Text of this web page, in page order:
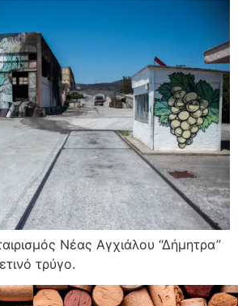
Νέας Αγχιάλου “Δήμητρα”
τρύγο.